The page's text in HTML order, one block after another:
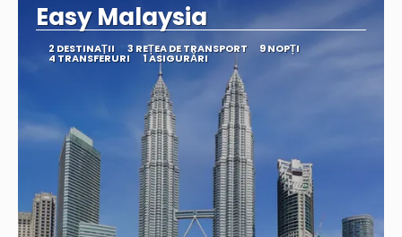
Easy Malaysia
2 DESTINAŢII 3 REȚEA DE TRANSPORT 9 NOPȚI
4 TRANSFERURI 1 ASIGURĂRI